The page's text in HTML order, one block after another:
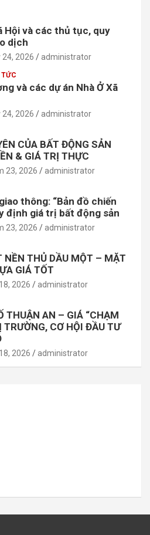
Hội và các thủ tục, quy
dịch
2026 administrator
và các dự án Nhà Ở Xã
2026 administrator
CỦA BẤT ĐỘNG SẢN
& GIÁ TRỊ THỰC
23, 2026 administrator
thông: “Bản đồ chiến
định giá trị bất động sản
23, 2026 administrator
NỀN THỦ DẦU MỘT – MẶT
GIÁ TỐT
2026 administrator
THUẬN AN – GIÁ “CHẠM
TRƯỜNG, CƠ HỘI ĐẦU TƯ
2026 administrator